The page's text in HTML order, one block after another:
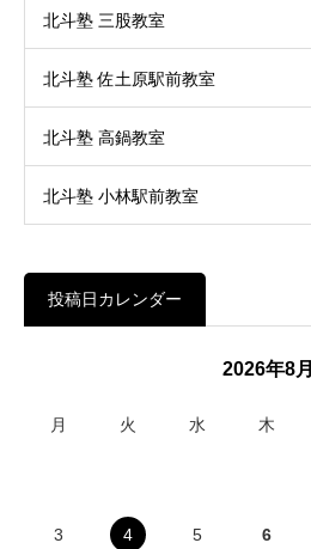
北斗塾 三股教室
北斗塾 佐土原駅前教室
北斗塾 高鍋教室
北斗塾 小林駅前教室
投稿日カレンダー
2026年8月
月 火 水 木
3 4 5 6